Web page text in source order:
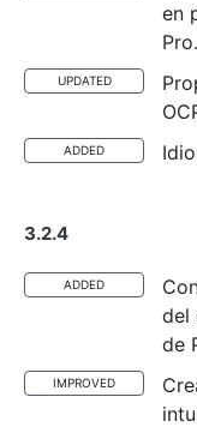
en
Pro.
UPDATED
ADDED
3.2.4
ADDED
del
de
IMPROVED